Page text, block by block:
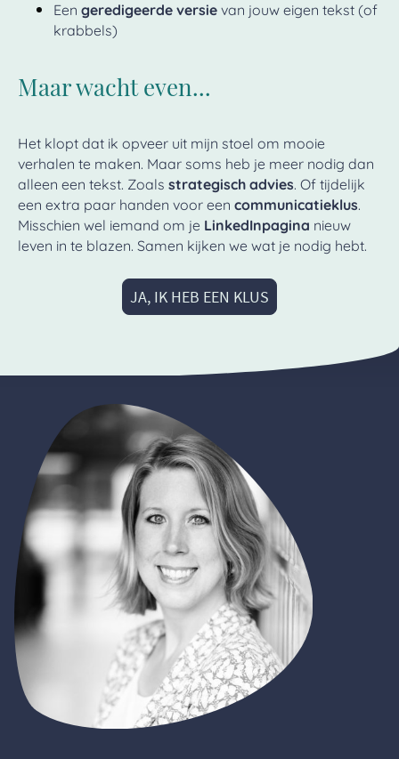
Een geredigeerde versie van jouw eigen tekst (of
krabbels)
Maar wacht even...
Het klopt dat ik opveer uit mijn stoel om mooie
verhalen te maken. Maar soms heb je meer nodig dan
alleen een tekst. Zoals strategisch advies. Of tijdelijk
een extra paar handen voor een communicatieklus.
Misschien wel iemand om je LinkedInpagina nieuw
leven in te blazen. Samen kijken we wat je nodig hebt.
JA, IK HEB EEN KLUS